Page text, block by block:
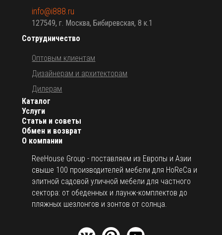
О компании
ReeHouse Group - поставляем из Европы и Азии
свыше 100 производителей мебели для HoReCa и
элитной садовой уличной мебели для частного
сектора: от обеденных и лаунж-комплектов до
пляжных шезлонгов и зонтов от солнца.
Каталог
Услуги
Статьи и советы
Обмен и возврат
Сотрудничество
Оптовым клиентам
Дизайнерам и архитекторам
Дилерам
info@i888.ru
127549, г. Москва, Бибиревская, 8 к.1